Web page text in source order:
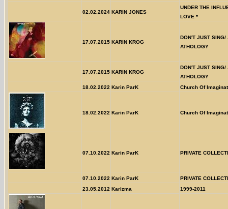
02.02.2024 KARIN JONES
UNDER THE
LOVE *
17.07.2015 KARIN KROG
DON'T JUST SING/
ATHOLOGY
17.07.2015 KARIN KROG
DON'T JUST SING/
ATHOLOGY
18.02.2022 Karin ParK Church Of
18.02.2022 Karin ParK Church Of
07.10.2022 Karin ParK PRIVATE
07.10.2022 Karin ParK
PRIVATE
23.05.2012 Karizma 1999-2011